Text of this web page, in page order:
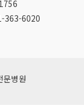
363-6020
병원